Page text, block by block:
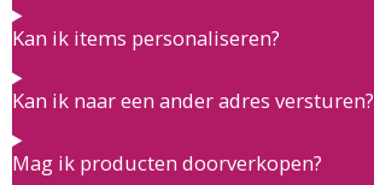
Kan ik items personaliseren?
Kan ik naar een ander adres versturen?
Mag ik producten doorverkopen?